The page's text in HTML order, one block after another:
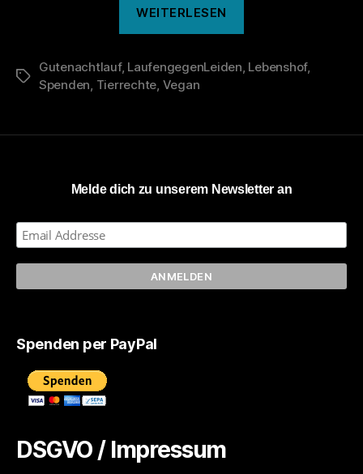
WEITERLESEN
222
Schlagwörter
Gutenachtlauf, LaufengegenLeiden, Lebenshof,
Spenden, Tierrechte, Vegan
Melde dich zu unserem Newsletter an
Spenden per PayPal
DSGVO / Impressum